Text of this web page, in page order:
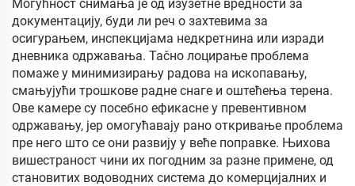
Могућност снимања је од изузетне вредности за
документацију, буди ли реч о захтевима за
осигурањем, инспекцијама недкретнина или изради
дневника одржавања. Таčно лоцирање проблема
помаже у минимизирању радова на ископавању,
смањујући трошкове радне снаге и оштећења терена.
Ове камере су посебно ефикасне у превентивном
одржавању, јер омогућавају рано откривање проблема
пре него што се они развију у веће поправке. Њихова
вишестраност чини их погодним за разне примене, од
становитих водоводних система до комерцијалних и